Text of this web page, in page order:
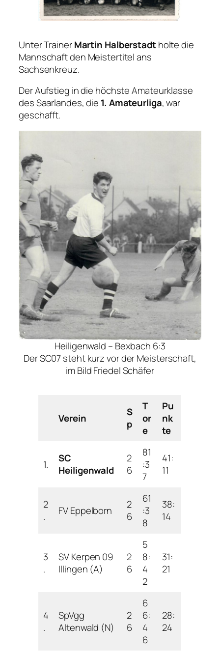
Unter TrainerMartin Halberstadtholte die
Mannschaft den Meistertitel ans
Sachsenkreuz.
Der Aufstieg in die höchste Amateurklasse
des Saarlandes, die 1. Amateurliga, war
geschafft.
Heiligenwald – Bexbach 6:3
Der SC07 steht kurz vor der Meisterschaft,
im Bild Friedel Schäfer
Verein
S
p
T
or
e
Pu
nk
te
1.
SC
Heiligenwald
2
6
81
:3
7
41:
11
2
.
FV Eppelborn
2
6
61
:3
8
38:
14
3
.
SV Kerpen 09
Illingen (A)
2
6
5
8:
4
2
31:
21
4
.
SpVgg
Altenwald (N)
2
6
6
6:
4
6
28:
24